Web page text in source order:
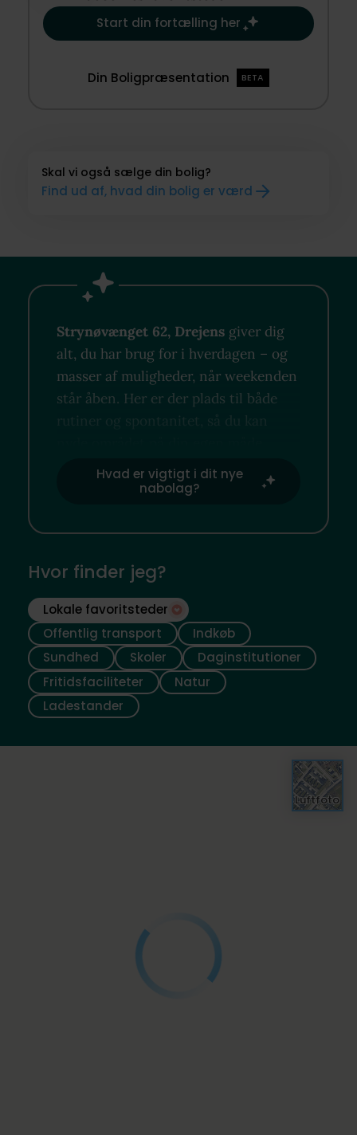
Start din fortælling her
Din Boligpræsentation BETA
Skal vi også sælge din bolig?
Find ud af, hvad din bolig er værd
Strynøvænget 62, Drejens giver dig
alt, du har brug for i hverdagen – og
masser af muligheder, når weekenden
står åben. Her er der plads til både
rutiner og spontanitet, så du kan
Hvad er vigtigt i dit nye
nabolag?
Hvor finder jeg?
Lokale favoritsteder
Offentlig transport
Indkøb
Sundhed
Skoler
Daginstitutioner
Fritidsfaciliteter
Natur
Ladestander
Luftfoto